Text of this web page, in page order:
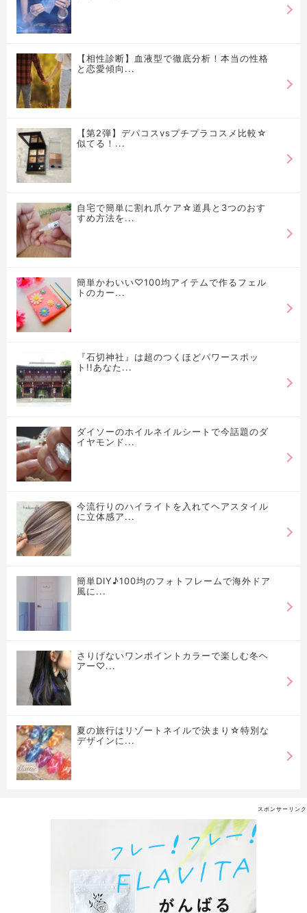
【相性診断】血液型で徹底分析！本当の性格
と恋愛傾向...
【第2弾】デパコスvsプチプラコスメ比較☆
似てる！...
自宅で簡単に割れ爪ケア☆道具と3つのおす
すめ方法を...
簡単かわいい♡100均アイテムで作るフェル
トのカー...
『石切神社』は超のつくほどパワースポッ
ト!!あなた...
ダイソーのホイルネイルシートで今話題のダ
イヤモンド...
今流行りのハイライトを入れてヘアスタイル
に立体感ア...
簡単DIY♪100均のフォトフレームで海外ドア
風に...
さりげないワンポイントカラーで楽しむ冬ヘ
アー♡...
夏の旅行はリゾートネイルで決まり☆特別な
デザインに...
スポンサーリンク